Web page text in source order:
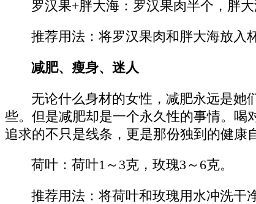
罗汉果+胖大海：罗汉果肉半个，胖大
推荐用法：将罗汉果肉和胖大海放入
减肥、瘦身、迷人
无论什么身材的女性，减肥永远是她
些。但是减肥却是一个永久性的事情。喝
追求的不只是线条，更是那份独到的健康
荷叶：荷叶1～3克，玫瑰3～6克。
推荐用法：将荷叶和玫瑰用水冲洗干